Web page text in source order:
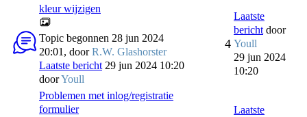
kleur wijzigen
Topic begonnen 28 jun 2024
20:01, doorR.W. Glashorster
Laatste bericht 29 jun 2024 10:20
doorYoull
4
Laatste
bericht door
Youll
29 jun 2024
10:20
Problemen met inlog/registratie
formulier
Laatste